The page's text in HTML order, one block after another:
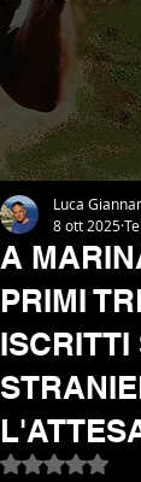
A
PRIMI
ISCRITTI
Luca
8 ott 2025